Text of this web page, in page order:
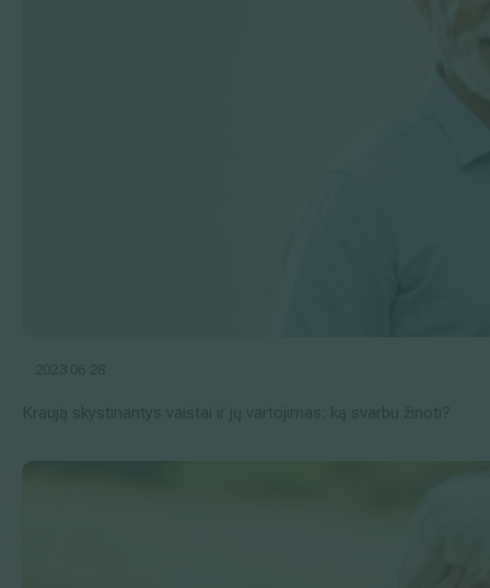
2023 06 28
Kraują skystinantys vaistai ir jų vartojimas: ką svarbu žinoti?